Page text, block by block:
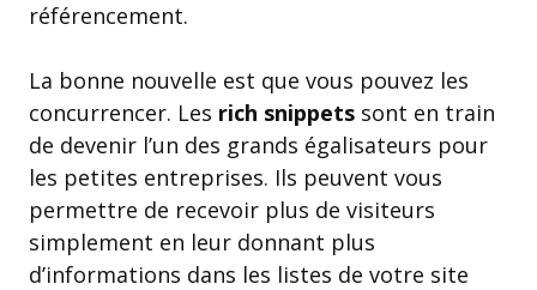
référencement.
La bonne nouvelle est que vous pouvez les
concurrencer. Les rich snippets sont en train
de devenir l’un des grands égalisateurs pour
les petites entreprises. Ils peuvent vous
permettre de recevoir plus de visiteurs
simplement en leur donnant plus
d’informations dans les listes de votre site